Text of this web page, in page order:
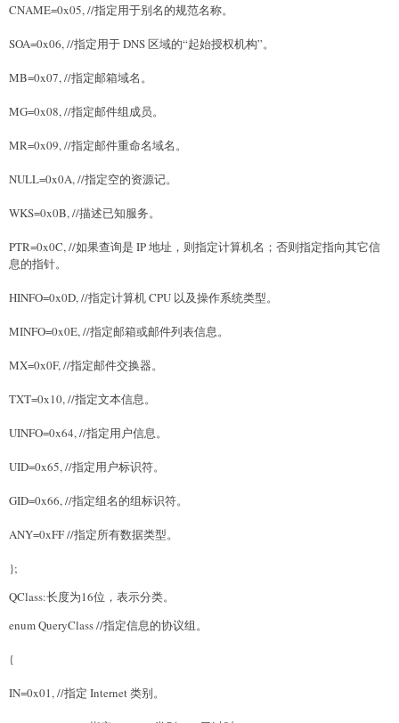
CNAME=0x05, //指定用于别名的规范名称。
SOA=0x06, //指定用于 DNS 区域的“起始授权机构”。
MB=0x07, //指定邮箱域名。
MG=0x08, //指定邮件组成员。
MR=0x09, //指定邮件重命名域名。
NULL=0x0A, //指定空的资源记。
WKS=0x0B, //描述已知服务。
PTR=0x0C, //如果查询是 IP 地址，则指定计算机名；否则指定指向其它信
息的指针。
HINFO=0x0D, //指定计算机 CPU 以及操作系统类型。
MINFO=0x0E, //指定邮箱或邮件列表信息。
MX=0x0F, //指定邮件交换器。
TXT=0x10, //指定文本信息。
UINFO=0x64, //指定用户信息。
UID=0x65, //指定用户标识符。
GID=0x66, //指定组名的组标识符。
ANY=0xFF //指定所有数据类型。
};
QClass:长度为16位，表示分类。
enum QueryClass //指定信息的协议组。
{
IN=0x01, //指定 Internet 类别。